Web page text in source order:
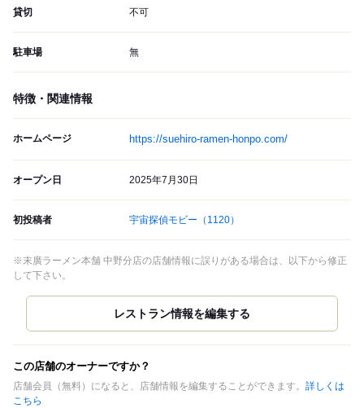
貸切 不可
駐車場 無
特徴・関連情報
ホームページ https://suehiro-ramen-honpo.com/
オープン日 2025年7月30日
初投稿者 宇宙探偵モビー （1120）
※末廣ラーメン本舗 中野分店の店舗情報に誤りがある場合は、以下から修正
して下さい。
この店舗のオーナーですか？
店舗会員（無料）になると、店舗情報を編集することができます。 詳しくは
こちら